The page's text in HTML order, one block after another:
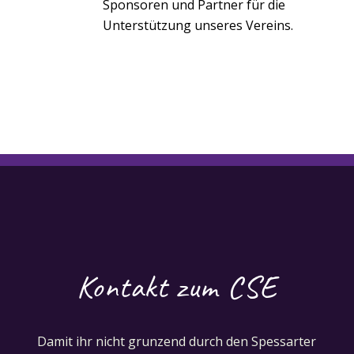
Sponsoren und Partner für die
Unterstützung unseres Vereins.
Kontakt zum CSE
Damit ihr nicht grunzend durch den Spessarter